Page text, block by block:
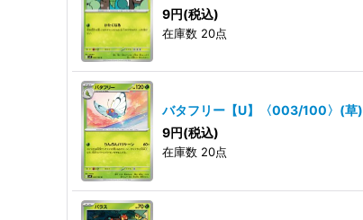
9円(税込)
在庫数 20点
バタフリー【U】〈003/100〉(草)
9円(税込)
在庫数 20点